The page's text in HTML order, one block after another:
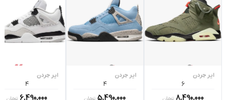
ایر جردن
6
8,490,000 تومان
ایر جردن
۴
5,490,000 تومان
ایر جردن
۴
6,490,000 تومان